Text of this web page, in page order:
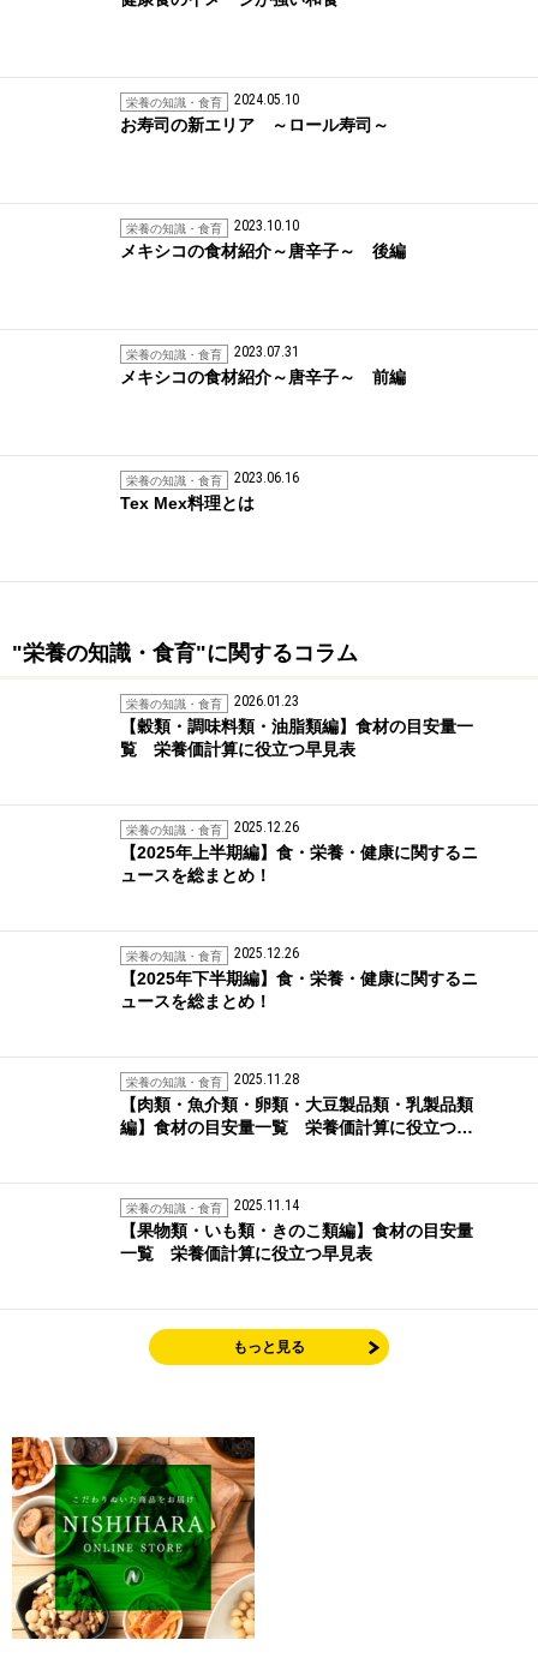
栄養の知識・食育 2024.05.10
お寿司の新エリア ～ロール寿司～
栄養の知識・食育 2023.10.10
メキシコの食材紹介～唐辛子～ 後編
栄養の知識・食育 2023.07.31
メキシコの食材紹介～唐辛子～ 前編
栄養の知識・食育 2023.06.16
Tex Mex料理とは
"栄養の知識・食育"に関するコラム
栄養の知識・食育 2026.01.23
【穀類・調味料類・油脂類編】食材の目安量一
覧 栄養価計算に役立つ早見表
栄養の知識・食育 2025.12.26
【2025年上半期編】食・栄養・健康に関するニ
ュースを総まとめ！
栄養の知識・食育 2025.12.26
【2025年下半期編】食・栄養・健康に関するニ
ュースを総まとめ！
栄養の知識・食育 2025.11.28
【肉類・魚介類・卵類・大豆製品類・乳製品類
編】食材の目安量一覧 栄養価計算に役立つ…
栄養の知識・食育 2025.11.14
【果物類・いも類・きのこ類編】食材の目安量
一覧 栄養価計算に役立つ早見表
もっと見る